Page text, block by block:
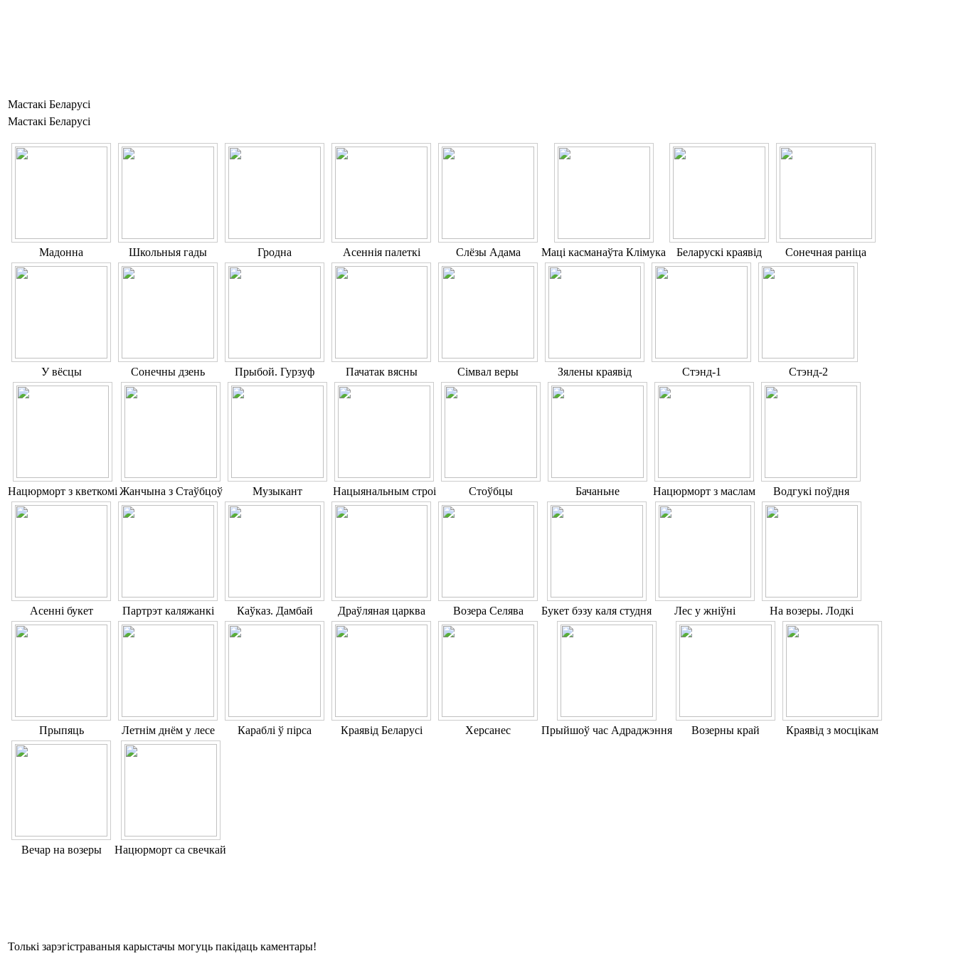
Мастакі Беларусі
Мастакі Беларусі
Мадонна Школьныя гады Гродна Асеннія палеткі Слёзы Адама Маці касманаўта Клімука Беларускі краявід Сонечная раніца
У вёсцы Сонечны дзень Прыбой. Гурзуф Пачатак вясны Сімвал веры Зялены краявід Стэнд-1 Стэнд-2
Hацюрморт з кветкомі Жанчына з Стаўбцоў Музыкант Нацыянальным строі Стоўбцы Бачаньне Нацюрморт з маслам Водгукі поўдня
Асенні букет Партрэт каляжанкі Каўказ. Дамбай Драўляная царква Возера Селява Букет бэзу каля студня Лес у жніўні На возеры. Лодкі
Прыпяць Летнім днём у лесе Караблі ў пірса Краявід Беларусі Херсанес Прыйшоў час Адраджэння Возерны край Краявід з мосцікам
Вечар на возеры Нацюрморт са свечкай
Толькі зарэгістраваныя карыстачы могуць пакідаць каментары!